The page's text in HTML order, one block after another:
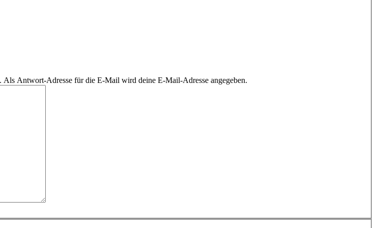
Antwort-Adresse für die E-Mail wird deine E-Mail-Adresse angegeben.